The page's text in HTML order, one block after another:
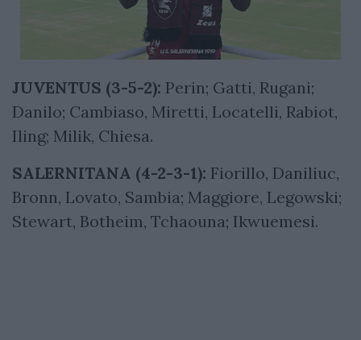
JUVENTUS (3-5-2): Perin; Gatti, Rugani;
Danilo; Cambiaso, Miretti, Locatelli, Rabiot,
Iling; Milik, Chiesa.
SALERNITANA (4-2-3-1): Fiorillo, Daniliuc,
Bronn, Lovato, Sambia; Maggiore, Legowski;
Stewart, Botheim, Tchaouna; Ikwuemesi.